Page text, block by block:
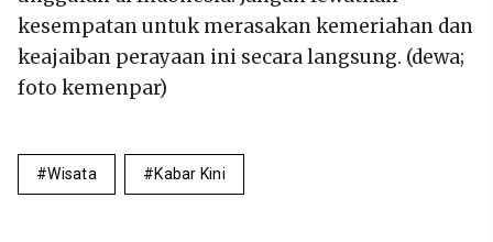
kesempatan untuk merasakan kemeriahan dan
keajaiban perayaan ini secara langsung. (dewa;
foto kemenpar)
Wisata Kabar Kini